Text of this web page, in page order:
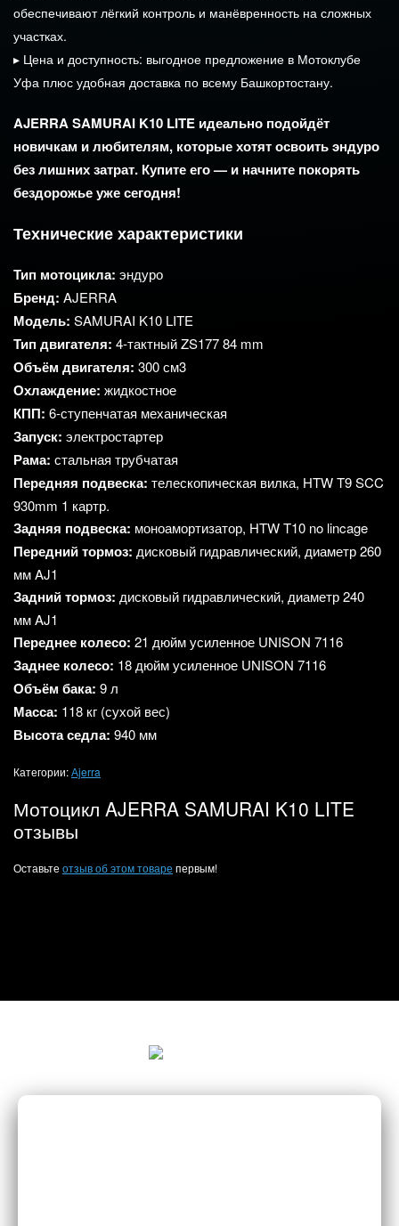
обеспечиваютлёгкий контроль и манёвренность на сложных
участках.
▸ Цена и доступность: выгодное предложение в Мотоклубе
Уфа плюс удобная доставка по всему Башкортостану.
AJERRASAMURAI K10 LITE идеально подойдёт
новичкам илюбителям, которыехотятосвоитьэндуро
безлишнихзатрат. Купитеего— и начните покорять
бездорожьеужесегодня!
Техническиехарактеристики
Тип мотоцикла: эндуро
Бренд: AJERRA
Модель: SAMURAI K10 LITE
Тип двигателя: 4‑тактный ZS177 84 mm
Объём двигателя: 300см3
Охлаждение: жидкостное
КПП: 6‑ступенчатая механическая
Запуск: электростартер
Рама: стальная трубчатая
Передняя подвеска: телескопическая вилка, HTW T9 SCC
930mm 1 картр.
Задняя подвеска: моноамортизатор, HTW T10 no lincage
Переднийтормоз: дисковый гидравлический, диаметр260
мм AJ1
Заднийтормоз: дисковый гидравлический, диаметр240
мм AJ1
Переднее колесо: 21 дюйм усиленное UNISON 7116
Заднее колесо: 18дюйм усиленное UNISON 7116
Объём бака: 9л
Масса: 118 кг (сухой вес)
Высотаседла: 940 мм
Категории:Аjerra
Мотоцикл AJERRA SAMURAI K10 LITE
отзывы
Оставьте отзыв об этом товаре первым!